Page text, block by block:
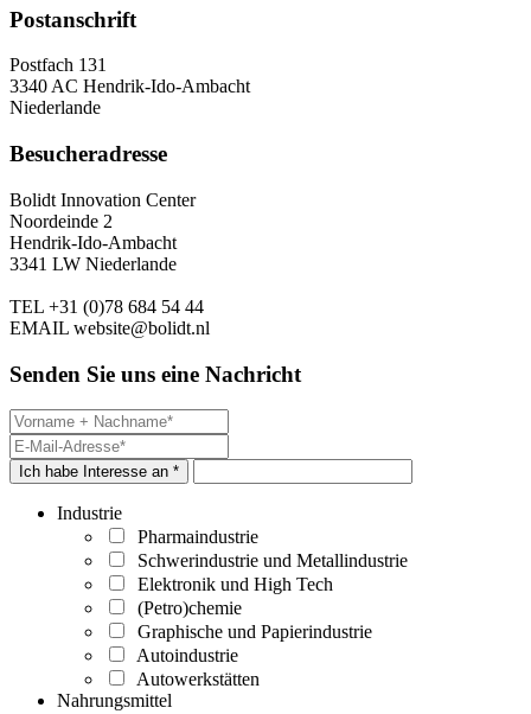
Postanschrift
Postfach 131
3340 AC Hendrik-Ido-Ambacht
Niederlande
Besucheradresse
Bolidt Innovation Center
Noordeinde 2
Hendrik-Ido-Ambacht
3341 LW Niederlande
TEL +31 (0)78 684 54 44
EMAIL website@bolidt.nl
Senden Sie uns eine Nachricht
Ich habe Interesse an *
Industrie
Pharmaindustrie
Schwerindustrie und Metallindustrie
Elektronik und High Tech
(Petro)chemie
Graphische und Papierindustrie
Autoindustrie
Autowerkstätten
Nahrungsmittel